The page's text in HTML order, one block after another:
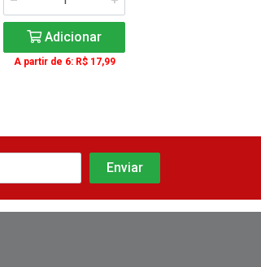
Adicionar
A partir de 6: R$ 17,99